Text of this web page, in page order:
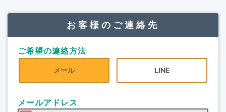
お客様のご連絡先
ご希望の連絡方法
メール LINE
メールアドレス